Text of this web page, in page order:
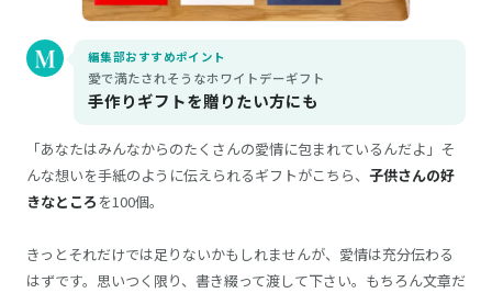
編集部おすすめポイント
愛で満たされそうなホワイトデーギフト
手作りギフトを贈りたい方にも
「あなたはみんなからのたくさんの愛情に包まれているんだよ」そ
んな想いを手紙のように伝えられるギフトがこちら、 子供さんの好
きなところ を100個。
きっとそれだけでは足りないかもしれませんが、愛情は充分伝わる
はずです。思いつく限り、書き綴って渡して下さい。もちろん文章だ